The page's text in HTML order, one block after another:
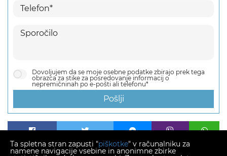
Dovoljujem da se moje osebne podatke zbirajo prek tega
obrazca za stike za posredovanje informacij o
nepremičninah po e-pošti ali telefonu*
Pošlji
Ta spletna stran zapusti "piškotke" v računalniku za
namene navigacije vsebine in anonimne zbirke